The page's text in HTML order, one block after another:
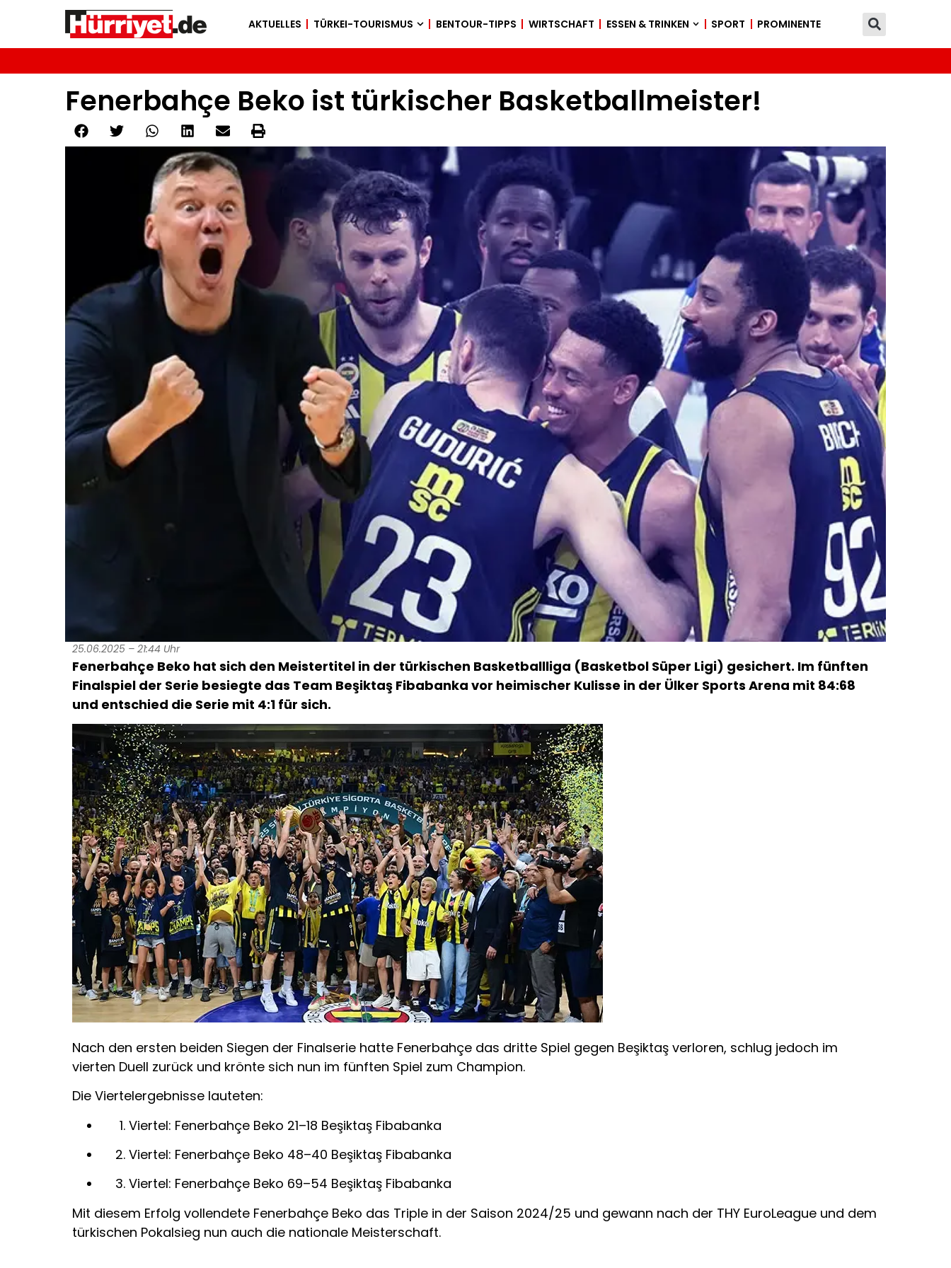
AKTUELLES TÜRKEI-TOURISMUS BENTOUR-TIPPS WIRTSCHAFT ESSEN & TRINKEN SPORT PROMINENTE
Fenerbahçe Beko ist türkischer Basketballmeister!
25.06.2025 – 21:44 Uhr
Fenerbahçe Beko hat sich den Meistertitel in der türkischen Basketballliga (Basketbol Süper Ligi) gesichert. Im fünften
Finalspiel der Serie besiegte das Team Beşiktaş Fibabanka vor heimischer Kulisse in der Ülker Sports Arena mit 84:68
und entschied die Serie mit 4:1 für sich.
Nach den ersten beiden Siegen der Finalserie hatte Fenerbahçe das dritte Spiel gegen Beşiktaş verloren, schlug jedoch im
vierten Duell zurück und krönte sich nun im fünften Spiel zum Champion.
Die Viertelergebnisse lauteten:
Viertel: Fenerbahçe Beko 21–18 Beşiktaş Fibabanka
Viertel: Fenerbahçe Beko 48–40 Beşiktaş Fibabanka
Viertel: Fenerbahçe Beko 69–54 Beşiktaş Fibabanka
Mit diesem Erfolg vollendete Fenerbahçe Beko das Triple in der Saison 2024/25 und gewann nach der THY EuroLeague und dem
türkischen Pokalsieg nun auch die nationale Meisterschaft.